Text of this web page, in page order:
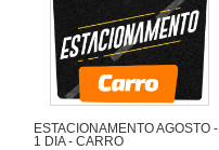
ESTACIONAMENTO AGOSTO -
1 DIA - CARRO